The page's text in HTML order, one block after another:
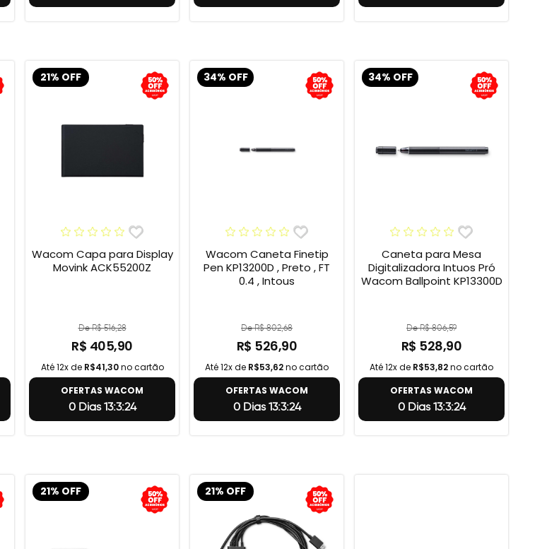
21% OFF
Wacom Capa para Display
Movink ACK55200Z
De R$ 516,28
R$ 405,90
Até 12x de R$41,30no cartão
OFERTAS WACOM
0 Dias 13:3:23
34% OFF
Wacom Caneta Finetip
Pen KP13200D , Preto , FT
0.4 , Intous
De R$ 802,68
R$ 526,90
Até 12x de R$53,62no cartão
OFERTAS WACOM
0 Dias 13:3:23
34% OFF
Caneta para Mesa
Digitalizadora Intuos Pró
Wacom Ballpoint KP13300D
De R$ 806,59
R$ 528,90
Até 12x de R$53,82no cartão
OFERTAS WACOM
0 Dias 13:3:23
21% OFF 21% OFF